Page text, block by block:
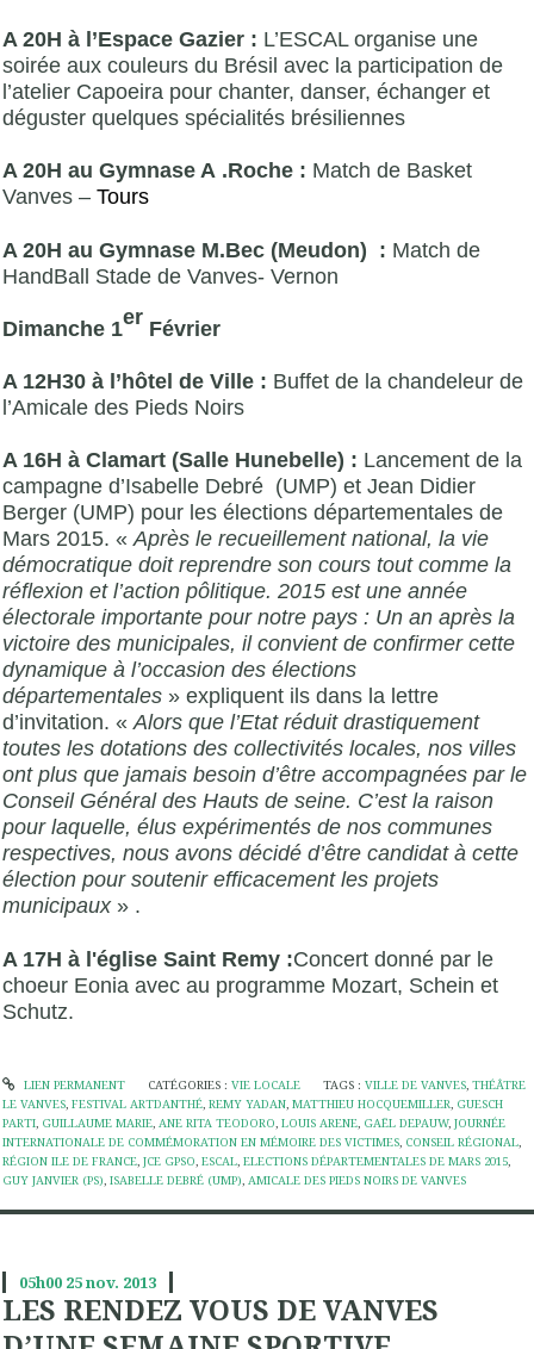
A 20H à l’Espace Gazier : L’ESCAL organise une
soirée aux couleurs du Brésil avec la participation de
l’atelier Capoeira pour chanter, danser, échanger et
déguster quelques spécialités brésiliennes
A 20H au Gymnase A .Roche : Match de Basket
Vanves – Tours
A 20H au Gymnase M.Bec (Meudon) : Match de
HandBall Stade de Vanves- Vernon
Dimanche 1er Février
A 12H30 à l’hôtel de Ville : Buffet de la chandeleur de
l’Amicale des Pieds Noirs
A 16H à Clamart (Salle Hunebelle) : Lancement de la
campagne d’Isabelle Debré (UMP) et Jean Didier
Berger (UMP) pour les élections départementales de
Mars 2015. «Après le recueillement national, la vie
démocratique doit reprendre son cours tout comme la
réflexion et l’action pôlitique. 2015 est une année
électorale importante pour notre pays : Un an après la
victoire des municipales, il convient de confirmer cette
dynamique à l’occasion des élections
départementales » expliquent ils dans la lettre
d’invitation. «Alors que l’Etat réduit drastiquement
toutes les dotations des collectivités locales, nos villes
ont plus que jamais besoin d’être accompagnées par le
Conseil Général des Hauts de seine. C’est la raison
pour laquelle, élus expérimentés de nos communes
respectives, nous avons décidé d’être candidat à cette
élection pour soutenir efficacement les projets
municipaux» .
A 17H à l'église Saint Remy :Concert donné par le
choeur Eonia avec au programme Mozart, Schein et
Schutz.
LIEN PERMANENT CATÉGORIES : VIE LOCALE TAGS :VILLE DE VANVES,THÉÂTRE
LE VANVES, FESTIVAL ARTDANTHÉ, REMY YADAN, MATTHIEU HOCQUEMILLER, GUESCH
PARTI, GUILLAUME MARIE, ANE RITA TEODORO, LOUIS ARENE, GAËL DEPAUW, JOURNÉE
INTERNATIONALE DE COMMÉMORATION EN MÉMOIRE DES VICTIMES, CONSEIL RÉGIONAL,
RÉGION ILE DE FRANCE, JCE GPSO, ESCAL, ELECTIONS DÉPARTEMENTALES DE MARS 2015,
GUY JANVIER (PS), ISABELLE DEBRÉ (UMP), AMICALE DES PIEDS NOIRS DE VANVES
05h00 25nov. 2013
LES RENDEZ VOUS DE VANVES